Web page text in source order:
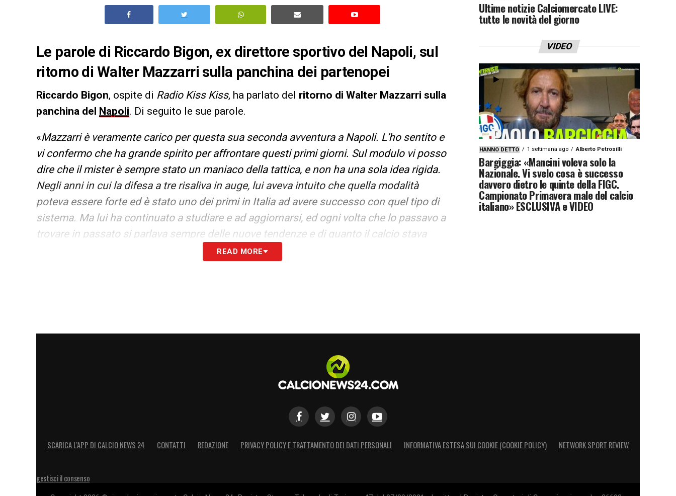
Le parole di Riccardo Bigon, ex direttore sportivo del Napoli, sul
ritorno di Walter Mazzarri sulla panchina dei partenopei
Riccardo Bigon, ospite di Radio Kiss Kiss, ha parlato del ritorno di Walter Mazzarri sulla
panchina del
Napoli. Di seguito le sue parole.
«Mazzarri è veramente carico per questa sua seconda avventura a Napoli. L’ho sentito e
vi confermo che ha grande spirito per affrontare questi primi giorni. Sul modulo vi posso
dire che il mister è sempre stato un maniaco della tattica, e non ha una sola idea rigida.
Negli anni in cui la difesa a tre risaliva in auge, lui aveva intuito che quella modalità
poteva essere forte ed è stato uno dei primi in Italia ad avere successo con quel tipo di
sistema. Ma lui ha continuato a studiare e ad aggiornarsi, ed ogni volta che lo passavo a
trovare in passato si parlava sempre delle nuove tendenze e di quanto il calcio stava
cambiando. Non avrà problemi ad adattarsi al 4-3-3, non avrà difficoltà in difesa, anche
READ MORE
Ultime notizie Calciomercato LIVE:
tutte le novità del giorno
VIDEO
HANNO DETTO 1 settimana ago Alberto Petrosilli
Bargiggia: «Mancini voleva solo la
Nazionale. Vi svelo cosa è successo
davvero dietro le quinte della FIGC.
Campionato Primavera male del calcio
italiano» ESCLUSIVA e VIDEO
SCARICA L’APP DI CALCIO NEWS 24 CONTATTI REDAZIONE PRIVACY POLICY E TRATTAMENTO DEI DATI PERSONALI INFORMATIVA ESTESA SUI COOKIE (COOKIE POLICY) NETWORK SPORT REVIEW
gestisci il consenso